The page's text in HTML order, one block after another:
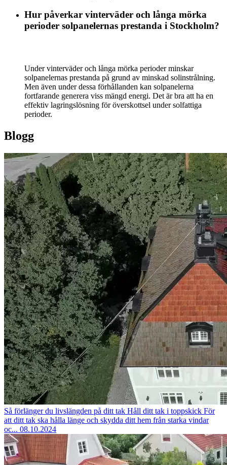
Hur påverkar vinterväder och långa mörka
perioder solpanelernas prestanda i Stockholm?
Under vinterväder och långa mörka perioder minskar
solpanelernas prestanda på grund av minskad solinstrålning.
Men även under dessa förhållanden kan solpanelerna
fortfarande generera viss mängd energi. Det är bra att ha en
effektiv lagringslösning för överskottsel under solfattiga
perioder.
Blogg
Så förlänger du livslängden på ditt tak Håll ditt tak i toppskick För
att ditt tak ska hålla länge och skydda ditt hem från starka vindar
oc... 08.10.2024